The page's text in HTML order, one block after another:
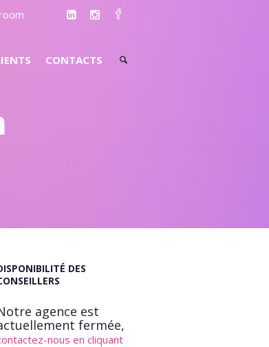
CONTACTS
DES
agence est
fermée,
nous en cliquant